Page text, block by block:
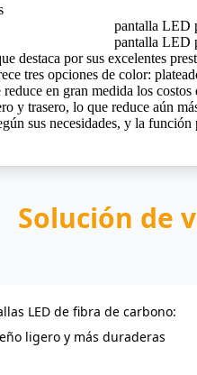
destaca por sus excelentes
tres opciones de color:
en gran medida los
y trasero, lo que reduce aún
sus necesidades, y la
Solución de
LED de fibra de carbono:
ligero y más duraderas